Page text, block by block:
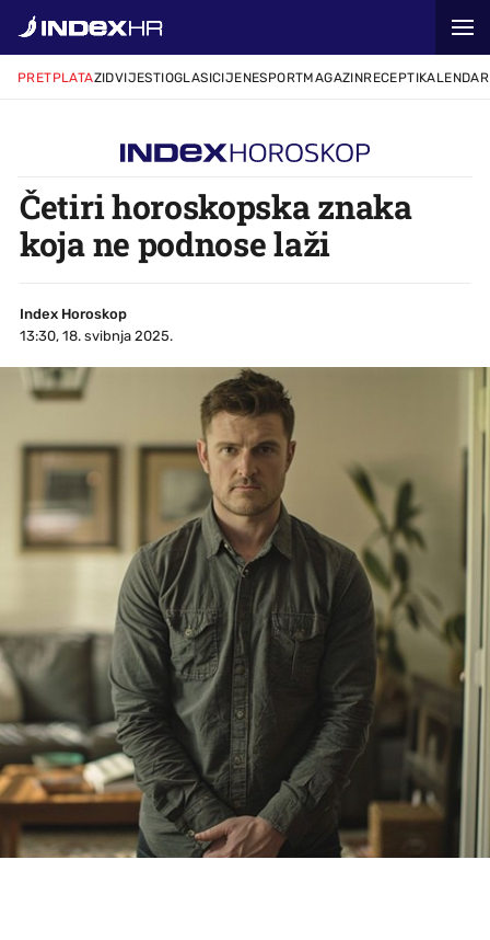
PRETPLATAZIDVIJESTIOGLASICIJENESPORTMAGAZINRECEPTIKALENDAR
Četiri horoskopska znaka
koja ne podnose laži
Index Horoskop
13:30, 18. svibnja 2025.